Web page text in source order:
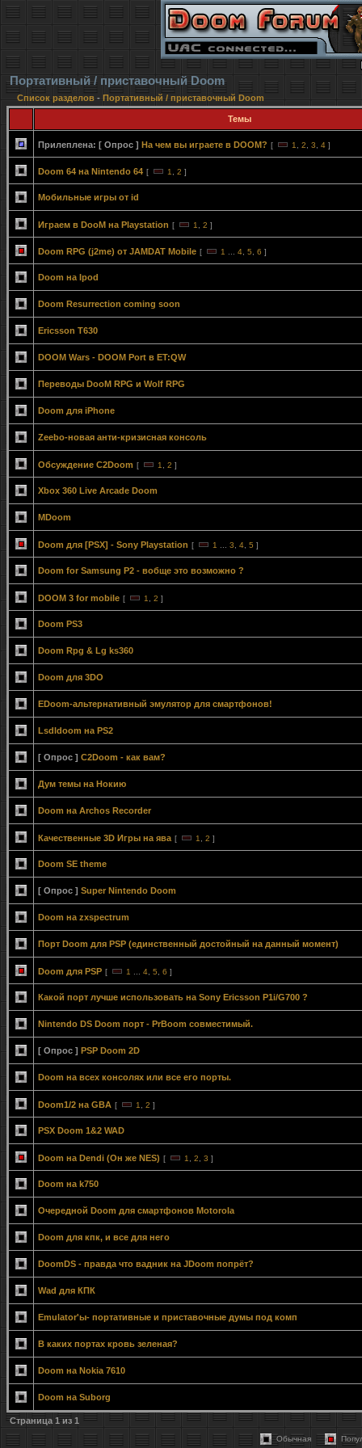
Портативный / приставочный Doom
Список разделов - Портативный / приставочный Doom
Темы
Прилеплена: [ Опрос ] На чем вы играете в DOOM? [ 1 2 3 4 ]
Doom 64 на Nintendo 64 [ 1 2 ]
Мобильные игры от id
Играем в DooM на Playstation [ 1 2 ]
Doom RPG (j2me) от JAMDAT Mobile [ 1 4 5 6 ]
Doom на Ipod
Doom Resurrection coming soon
Ericsson T630
DOOM Wars - DOOM Port в ET:QW
Переводы DooM RPG и Wolf RPG
Doom для iPhone
Zeebo-новая анти-кризисная консоль
Обсуждение C2Doom [ 1 2 ]
Xbox 360 Live Arcade Doom
MDoom
Doom для [PSX] - Sony Playstation [ 1 3 4 5 ]
Doom for Samsung P2 - вобще это возможно ?
DOOM 3 for mobile [ 1 2 ]
Doom PS3
Doom Rpg & Lg ks360
Doom для 3DO
EDoom-альтернативный эмулятор для смартфонов!
Lsdldoom на PS2
[ Опрос ] C2Doom - как вам?
Дум темы на Нокию
Doom на Archos Recorder
Качественные 3D Игры на ява [ 1 2 ]
Doom SE theme
[ Опрос ] Super Nintendo Doom
Doom на zxspectrum
Порт Doom для PSP (единственный достойный на данный момент)
Doom для PSP [ 1 4 5 6 ]
Какой порт лучше использовать на Sony Ericsson P1i/G700 ?
Nintendo DS Doom порт - PrBoom совместимый.
[ Опрос ] PSP Doom 2D
Doom на всех консолях или все его порты.
Doom1/2 на GBA [ 1 2 ]
PSX Doom 1&2 WAD
Doom на Dendi (Он же NES) [ 1 2 3 ]
Doom на k750
Очередной Doom для смартфонов Motorola
Doom для кпк, и все для него
DoomDS - правда что вадник на JDoom попрёт?
Wad для КПК
Emulator'ы- портативные и приставочные думы под комп
В каких портах кровь зеленая?
Doom на Nokia 7610
Doom на Suborg
Страница 1из 1
Обычная